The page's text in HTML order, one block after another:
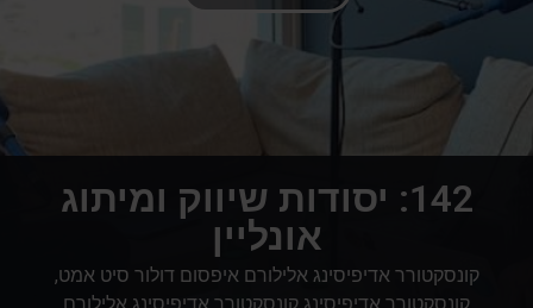
142: יסודות שיווק ומיתוג
אונליין
קונסקטורר אדיפיסינג אלילורם איפסום דולור סיט אמט,